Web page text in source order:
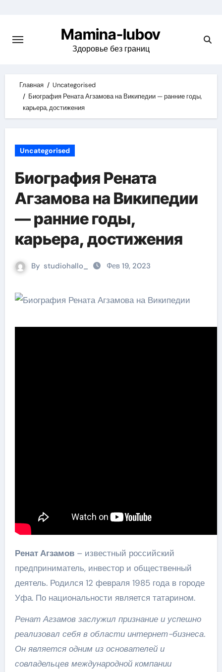
content
Mamina-lubov
Здоровье без границ
Главная
Uncategorised
Биография Рената Агзамова на Википедии — ранние годы,
карьера, достижения
Uncategorised
Биография Рената
Агзамова на Википедии
— ранние годы,
карьера, достижения
By studiohallo_ Фев 19, 2023
Ренат Агзамов– известный российский
предприниматель, инвестор и общественный
деятель. Родился 12 февраля 1985 года в городе
Уфа. По национальности является татарином.
Ренат Агзамов заслужил признание и успешно
реализовал себя в области интернет-бизнеса.
Он является одним из основателей и
совладельцев международной компании